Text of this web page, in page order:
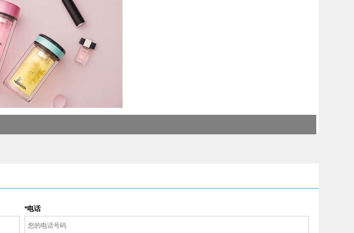
*电话